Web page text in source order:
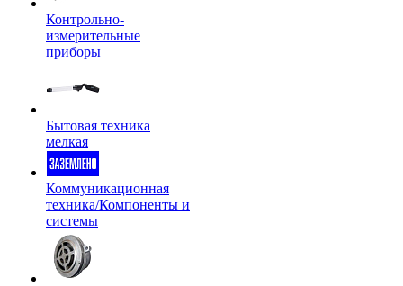
Контрольно-
измерительные
приборы
Бытовая техника
мелкая
Коммуникационная
техника/Компоненты и
системы